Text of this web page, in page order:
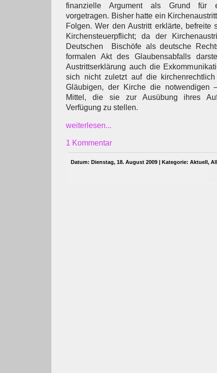
finanzielle Argument als Grund für
vorgetragen. Bisher hatte ein
Folgen. Wer den Austritt erklärte, befreite
Kirchensteuerpflicht; da der
Deutschen Bischöfe als deutsche
formalen Akt des Glaubensabfalls
Austrittserklärung auch die
sich nicht zuletzt auf die
Gläubigen, der Kirche die notwendigen
Mittel, die sie zur Ausübung ihres
Verfügung zu stellen.
weiterlesen...
1 Kommentar
Datum: Dienstag, 18. August 2009 | Kategorie: Aktuell,